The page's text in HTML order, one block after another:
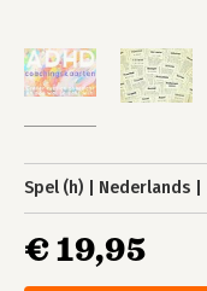
Spel (h) Nederlands
€ 19,95